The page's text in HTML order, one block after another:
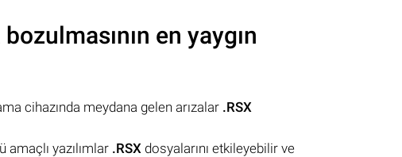
en yaygın
cihazında meydana gelen arızalar .RSX
amaçlı yazılımlar .RSX dosyalarını etkileyebilir ve